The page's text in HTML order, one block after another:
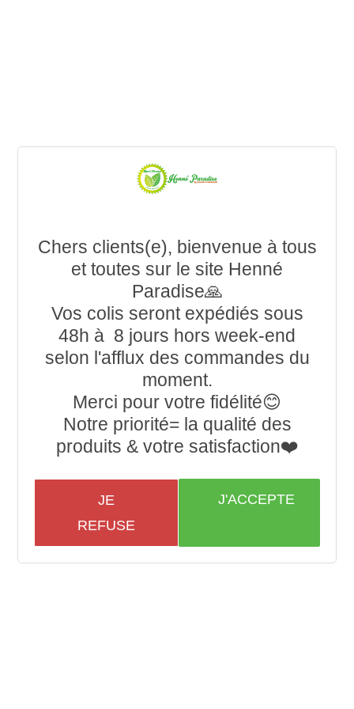
Chers clients(e), bienvenue à tous
et toutes sur le site Henné
Paradise🙏
Vos colis seront expédiés sous
48h à 8 jours hors week-end
selon l'afflux des commandes du
moment.
Merci pour votre fidélité😊
Notre priorité= la qualité des
produits & votre satisfaction❤️
JE
REFUSE
J'ACCEPTE